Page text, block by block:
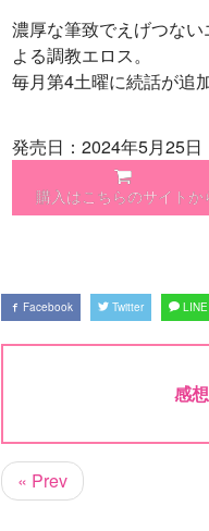
濃厚な筆致でえげつな
よる調教エロス。
毎月第4土曜に続話が追
発売日：2024年5月25日
購入はこちらのサイトか
Facebook Twitter LINE
感
« Prev